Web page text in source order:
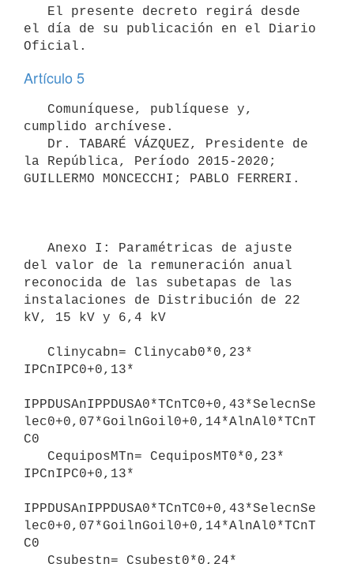
el día de su publicación en el Diario
Artículo 5
cumplido archívese.
la República, Período 2015-2020;
GUILLERMO MONCECCHI; PABLO FERRERI.
del valor de la remuneración anual
reconocida de las subetapas de las
instalaciones de Distribución de 22
kV, 15 kV y 6,4 kV
IPCnIPC0+0,13*
IPPDUSAnIPPDUSA0*TCnTC0+0,43*SelecnSe
lec0+0,07*GoilnGoil0+0,14*AlnAl0*TCnT
C0
IPCnIPC0+0,13*
IPPDUSAnIPPDUSA0*TCnTC0+0,43*SelecnSe
lec0+0,07*GoilnGoil0+0,14*AlnAl0*TCnT
C0